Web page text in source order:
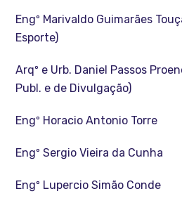
Engº Marivaldo Guimarães
Esporte)
Arqº e Urb. Daniel Passos
Publ. e de Divulgação)
Engº Horacio Antonio Torre
Engº Sergio Vieira da Cunha
Engº Lupercio Simão Conde